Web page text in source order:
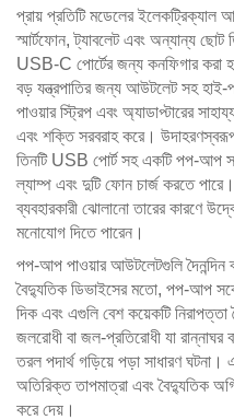
প্রায় প্রতিটি মডেলের ইলেকট্রিক্যাল
স্মার্টফোন, ট্যাবলেট এবং অন্যান্য
USB-C পোর্টের জন্য কনফিগার করা
বড় যন্ত্রপাতির জন্য আউটলেট সহ হাই-
পাওয়ার স্ট্রিপ এবং অ্যাডাপ্টারের
এবং শক্তি সরবরাহ করে।
তিনটি USB পোর্ট সহ একটি পপ-আপ
ল্যাম্প এবং দুটি ফোন চার্জ করতে
ব্যবহারকারী ঝোলানো তারের কারণে
মনোযোগ দিতে পারেন।
পপ-আপ পাওয়ার আউটলেটগুলি দৈনন্দিন
বৈদ্যুতিক ডিভাইসের মতো, পপ-আপ
দিক এবং এগুলি বেশ কয়েকটি
জলরোধী বা জল-প্রতিরোধী যা রান্নাঘর
তরল পদার্থ গড়িয়ে পড়া সাধারণ ঘটনা।
অতিরিক্ত তাপমাত্রা এবং বৈদ্যুতিক
করে দেয়।